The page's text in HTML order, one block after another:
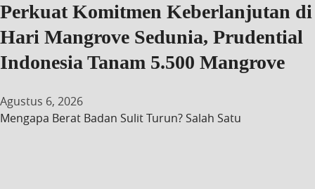
Perkuat Komitmen Keberlanjutan di
Hari Mangrove Sedunia, Prudential
Indonesia Tanam 5.500 Mangrove
Agustus 6, 2026
Mengapa Berat Badan Sulit Turun? Salah Satu